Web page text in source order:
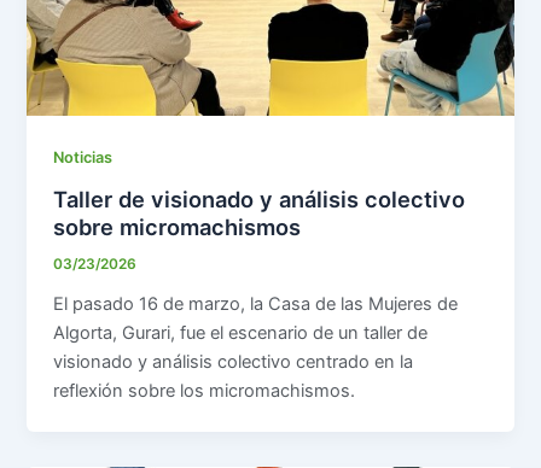
Noticias
Taller de visionado y análisis colectivo
sobre micromachismos
03/23/2026
El pasado 16 de marzo, la Casa de las Mujeres de
Algorta, Gurari, fue el escenario de un taller de
visionado y análisis colectivo centrado en la
reflexión sobre los micromachismos.